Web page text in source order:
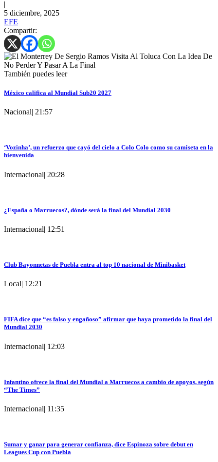
|
5 diciembre, 2025
EFE
Compartir:
También puedes leer
México califica al Mundial Sub20 2027
Nacional| 21:57
‘Vozinha’, un refuerzo que cayó del cielo a Colo Colo como su camiseta en la
bienvenida
Internacional| 20:28
¿España o Marruecos?, dónde será la final del Mundial 2030
Internacional| 12:51
Club Bayonnetas de Puebla entra al top 10 nacional de Minibasket
Local| 12:21
FIFA dice que “es falso y engañoso” afirmar que haya prometido la final del
Mundial 2030
Internacional| 12:03
Infantino ofrece la final del Mundial a Marruecos a cambio de apoyos, según
“The Times”
Internacional| 11:35
Sumar y ganar para generar confianza, dice Espinoza sobre debut en
Leagues Cup con Puebla